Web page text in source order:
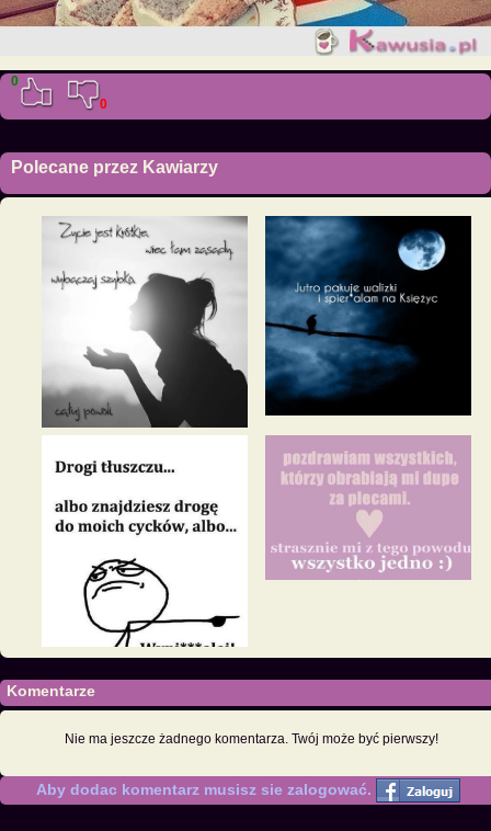
0
0
Polecane przez Kawiarzy
Komentarze
Nie ma jeszcze żadnego komentarza. Twój może być pierwszy!
Aby dodac komentarz musisz sie zalogować.